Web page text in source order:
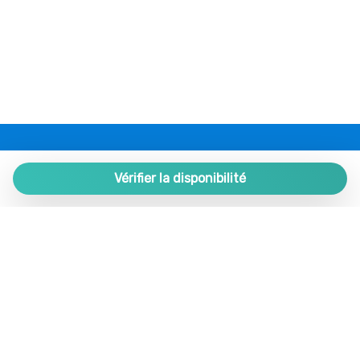
Vérifier la disponibilité
Plaza de España 9, Portal 1, Local 2
29780 Nerja. Málaga. SPAIN.